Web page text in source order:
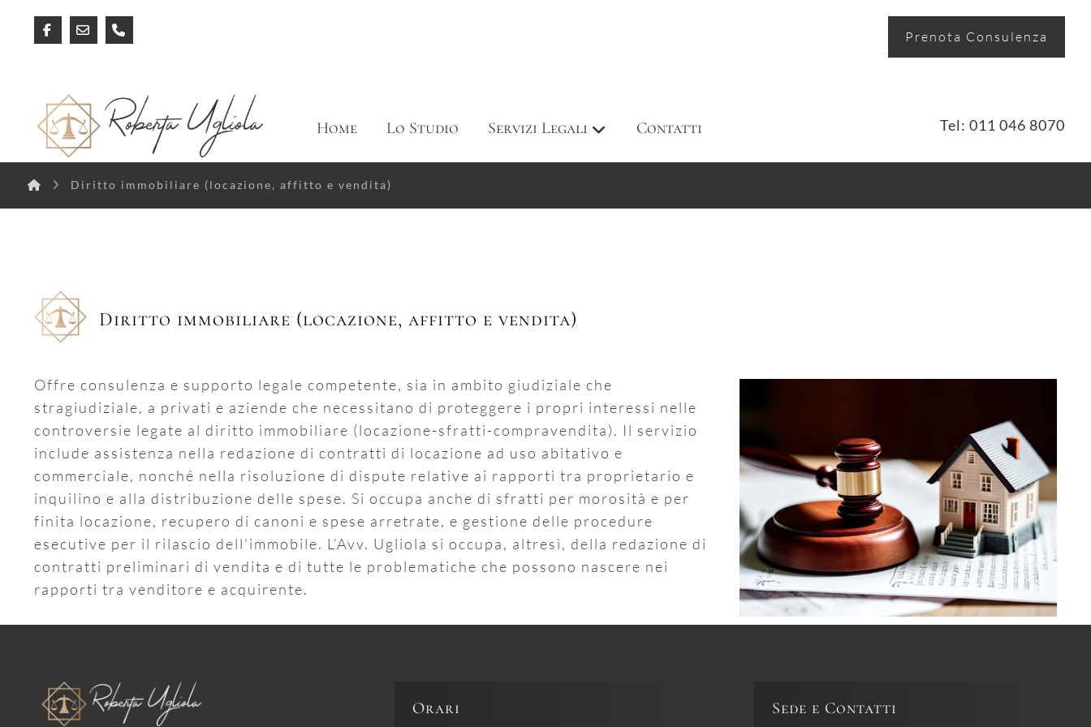
Prenota Consulenza
Home Lo Studio Servizi Legali Contatti Tel: 011 046 8070
Diritto immobiliare (locazione, affitto e vendita)
Diritto immobiliare (locazione, affitto e vendita)
Offre consulenza e supporto legale competente, sia in ambito giudiziale che
stragiudiziale, a privati e aziende che necessitano di proteggere i propri interessi nelle
controversie legate al diritto immobiliare (locazione-sfratti-compravendita). Il servizio
include assistenza nella redazione di contratti di locazione ad uso abitativo e
commerciale, nonché nella risoluzione di dispute relative ai rapporti tra proprietario e
inquilino e alla distribuzione delle spese. Si occupa anche di sfratti per morosità e per
finita locazione, recupero di canoni e spese arretrate, e gestione delle procedure
esecutive per il rilascio dell'immobile. L’Avv. Ugliola si occupa, altresì, della redazione di
contratti preliminari di vendita e di tutte le problematiche che possono nascere nei
rapporti tra venditore e acquirente.
Orari Sede e Contatti